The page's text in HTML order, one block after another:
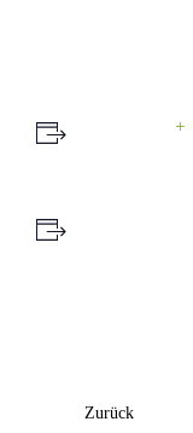
Navigation
Zurück